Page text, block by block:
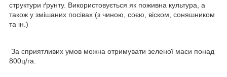
структури ґрунту. Використовується як поживна культура, а
також у змішаних посівах (з чиною, соєю, віском, соняшником
та ін.)
За сприятливих умов можна отримувати зеленої маси понад
800ц/га.